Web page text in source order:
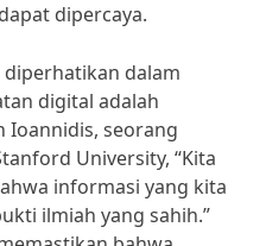
dipercaya.
dalam
digital adalah
Ioannidis, seorang
University, “Kita
informasi yang kita
ilmiah yang sahih.”